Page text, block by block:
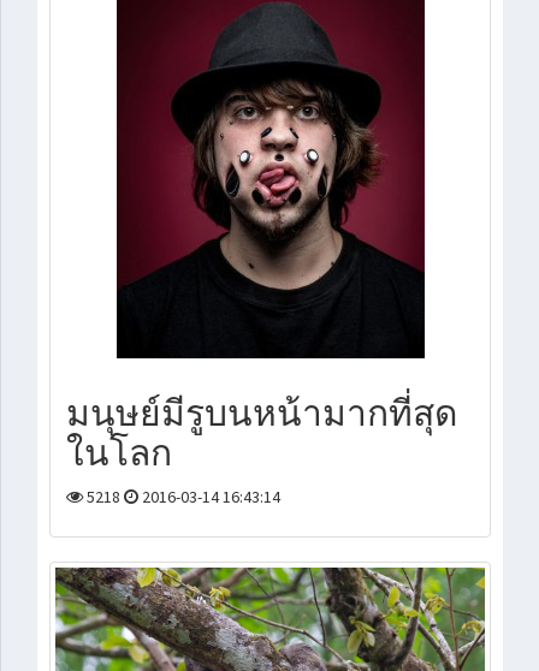
มนุษย์มีรูบนหน้ามากที่สุด
ในโลก
5218 2016-03-14 16:43:14